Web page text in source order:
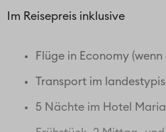
Im Reisepreis inklusive
Flüge in Economy
Transport im
5 Nächte im Hotel